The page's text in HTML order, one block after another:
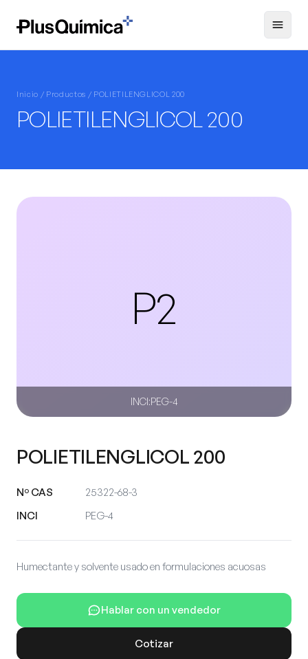
Inicio / Productos / POLIETILENGLICOL 200
POLIETILENGLICOL 200
P2
INCI:PEG-4
POLIETILENGLICOL 200
Nº CAS
25322-68-3
INCI
PEG-4
Humectante y solvente usado en formulaciones acuosas
Hablar con un vendedor
Cotizar